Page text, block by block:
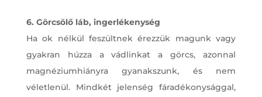
6. Görcsölő láb, ingerlékenység
Ha ok nélkül feszültnek érezzük magunk vagy
gyakran húzza a vádlinkat a görcs, azonnal
magnéziumhiányra gyanakszunk, és nem
véletlenül. Mindkét jelenség fáradékonysággal,